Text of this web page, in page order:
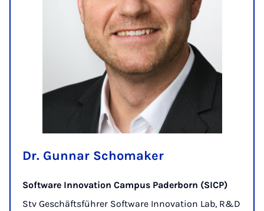
Dr. Gunnar Schomaker
Software Innovation Campus Paderborn (SICP)
Stv Geschäftsführer Software Innovation Lab, R&D